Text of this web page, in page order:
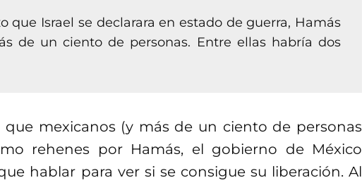
que Israel se declarara en estado de guerra, Hamás
de un ciento de personas. Entre ellas habría dos
mexicanos (y más de un ciento de personas
rehenes por Hamás, el gobierno de México
hablar para ver si se consigue su liberación. Al